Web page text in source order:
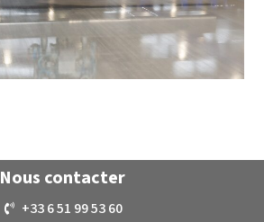
Nous contacter
+33 6 51 99 53 60